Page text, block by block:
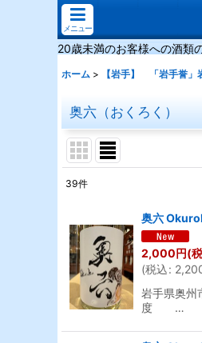
メニュー
20歳未満のお客様への酒類
ホーム > 【岩手】 「岩手誉」
奥六（おくろく）
並び順
39件
奥六
2,000円(
(税込:
岩手県奥
度 …